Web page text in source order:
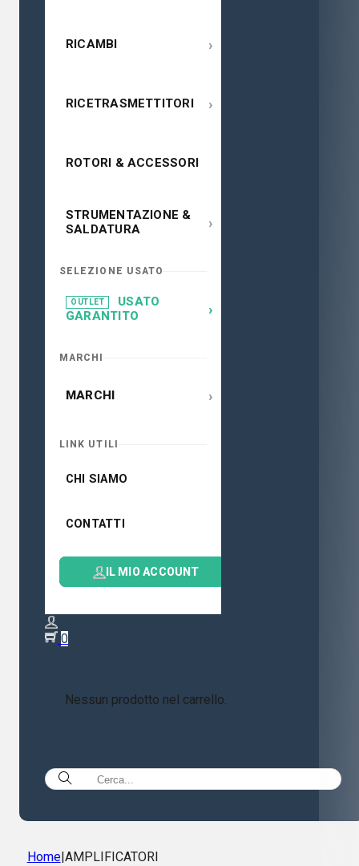
RICAMBI ›
RICETRASMETTITORI ›
ROTORI & ACCESSORI
STRUMENTAZIONE &
SALDATURA
›
SELEZIONE USATO
OUTLET
USATO
GARANTITO
›
MARCHI
MARCHI ›
LINK UTILI
CHI SIAMO
CONTATTI
IL MIO ACCOUNT
0
Nessun prodotto nel carrello.
Home| AMPLIFICATORI